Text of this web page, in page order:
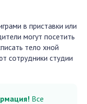
в приставки или
могут посетить
тело хной
сотрудники студии
Все